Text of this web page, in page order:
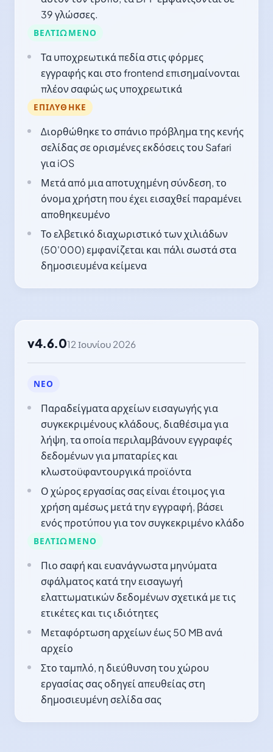
39 γλώσσες.
ΒΕΛΤΙΩΜΈΝΟ
Τα υποχρεωτικά πεδία στις φόρμες
εγγραφής και στο frontend επισημαίνονται
πλέον σαφώς ως υποχρεωτικά
ΕΠΙΛΎΘΗΚΕ
Διορθώθηκε το σπάνιο πρόβλημα της κενής
σελίδας σε ορισμένες εκδόσεις του Safari
για iOS
Μετά από μια αποτυχημένη σύνδεση, το
όνομα χρήστη που έχει εισαχθεί παραμένει
αποθηκευμένο
Το ελβετικό διαχωριστικό των χιλιάδων
(50'000) εμφανίζεται και πάλι σωστά στα
δημοσιευμένα κείμενα
v4.6.012 Ιουνίου 2026
ΝΈΟ
Παραδείγματα αρχείων εισαγωγής για
συγκεκριμένους κλάδους, διαθέσιμα για
λήψη, τα οποία περιλαμβάνουν εγγραφές
δεδομένων για μπαταρίες και
κλωστοϋφαντουργικά προϊόντα
Ο χώρος εργασίας σας είναι έτοιμος για
χρήση αμέσως μετά την εγγραφή, βάσει
ενός προτύπου για τον συγκεκριμένο κλάδο
ΒΕΛΤΙΩΜΈΝΟ
Πιο σαφή και ευανάγνωστα μηνύματα
σφάλματος κατά την εισαγωγή
ελαττωματικών δεδομένων σχετικά με τις
ετικέτες και τις ιδιότητες
Μεταφόρτωση αρχείων έως 50 MB ανά
αρχείο
Στο ταμπλό, η διεύθυνση του χώρου
εργασίας σας οδηγεί απευθείας στη
δημοσιευμένη σελίδα σας